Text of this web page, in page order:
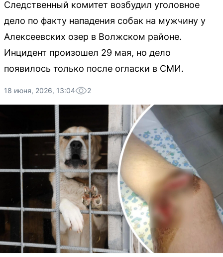
Следственный комитет возбудил уголовное
дело по факту нападения собак на мужчину у
Алексеевских озер в Волжском районе.
Инцидент произошел 29 мая, но дело
появилось только после огласки в СМИ.
18 июня, 2026, 13:04 2